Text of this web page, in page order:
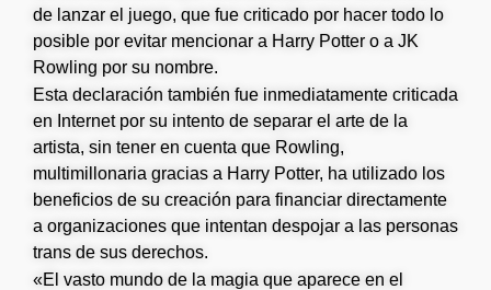
de lanzar el juego, que fue criticado por hacer todo lo
posible por evitar mencionar a Harry Potter o a JK
Rowling por su nombre.
Esta declaración también fue inmediatamente criticada
en Internet por su intento de separar el arte de la
artista, sin tener en cuenta que Rowling,
multimillonaria gracias a Harry Potter, ha utilizado los
beneficios de su creación para financiar directamente
a organizaciones que intentan despojar a las personas
trans de sus derechos.
«El vasto mundo de la magia que aparece en el